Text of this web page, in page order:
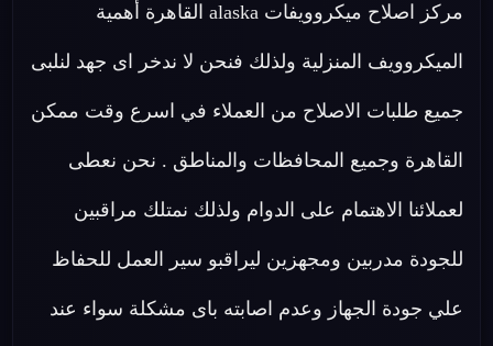
مركز اصلاح ميكروويفات alaska القاهرة أهمية
الميكروويف المنزلية ولذلك فنحن لا ندخر اى جهد لنلبى
جميع طلبات الاصلاح من العملاء في اسرع وقت ممكن
القاهرة وجميع المحافظات والمناطق . نحن نعطى
لعملائنا الاهتمام على الدوام ولذلك نمتلك مراقبين
للجودة مدربين ومجهزين ليراقبو سير العمل للحفاظ
علي جودة الجهاز وعدم اصابته باى مشكلة سواء عند